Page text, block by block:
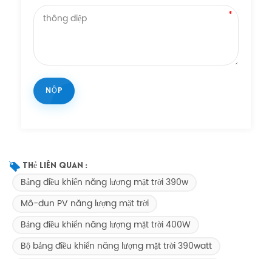
Thẻ Liên Quan :
Bảng điều khiển năng lượng mặt trời 390w
Mô-đun PV năng lượng mặt trời
Bảng điều khiển năng lượng mặt trời 400W
Bộ bảng điều khiển năng lượng mặt trời 390watt